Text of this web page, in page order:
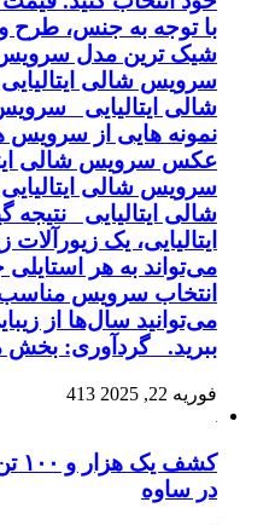
با توجه به جنس، طرح
شیک ترین مدل سرویس
سرویس شالی
شالی ایتالیایی
نمونه هایی از سرویس
عکس سرویس شالی
سرویس شالی
شالی ایتالیایی
ایتالیایی، یک
می‌تواند به هر
انتخاب سرویس
می‌توانید سال‌ها از
ببرید. گردآوری: بخش
فوریه 22, 2025 413
در ساوه